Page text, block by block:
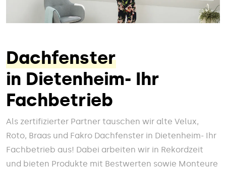
Dachfenster
in Dietenheim- Ihr
Fachbetrieb
Als zertifizierter Partner tauschen wir alte Velux,
Roto, Braas und Fakro Dachfenster in Dietenheim- Ihr
Fachbetrieb aus! Dabei arbeiten wir in Rekordzeit
und bieten Produkte mit Bestwerten sowie Monteure